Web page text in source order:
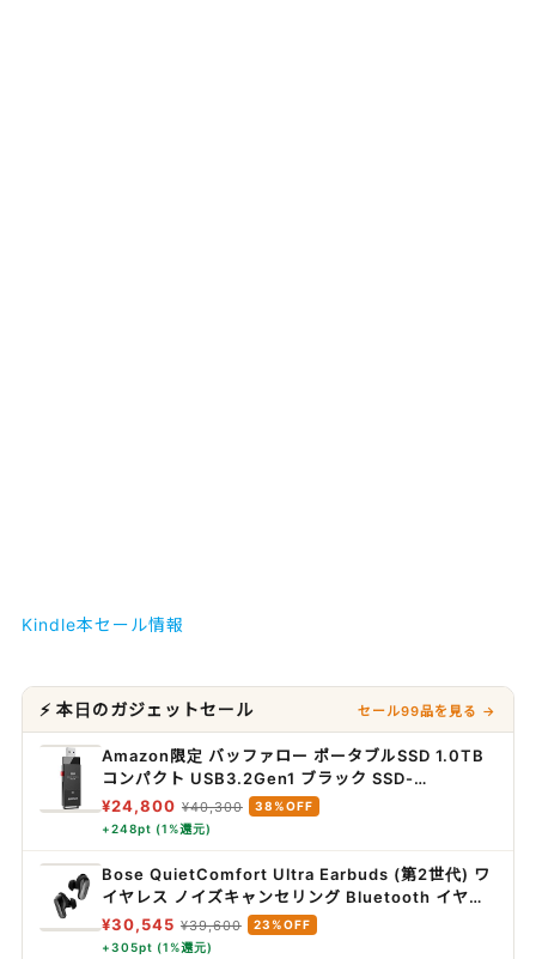
Kindle本セール情報
⚡ 本日のガジェットセール セール99品を見る →
Amazon限定 バッファロー ポータブルSSD 1.0TB
コンパクト USB3.2Gen1 ブラック SSD-
PUT1.0U3-B/N
¥24,800 ¥40,300
38%OFF
+248pt (1%還元)
Bose QuietComfort Ultra Earbuds (第2世代) ワ
イヤレス ノイズキャンセリング Bluetooth イヤホ
ン 最長6時間連続再生 IPX4規格準拠 イマーシブオ
ーディオ 迫力の重低音 ブラック
¥30,545 ¥39,600
23%OFF
+305pt (1%還元)